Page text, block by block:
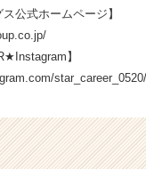
r
r
e
r）
ス公式ホームページ】
】